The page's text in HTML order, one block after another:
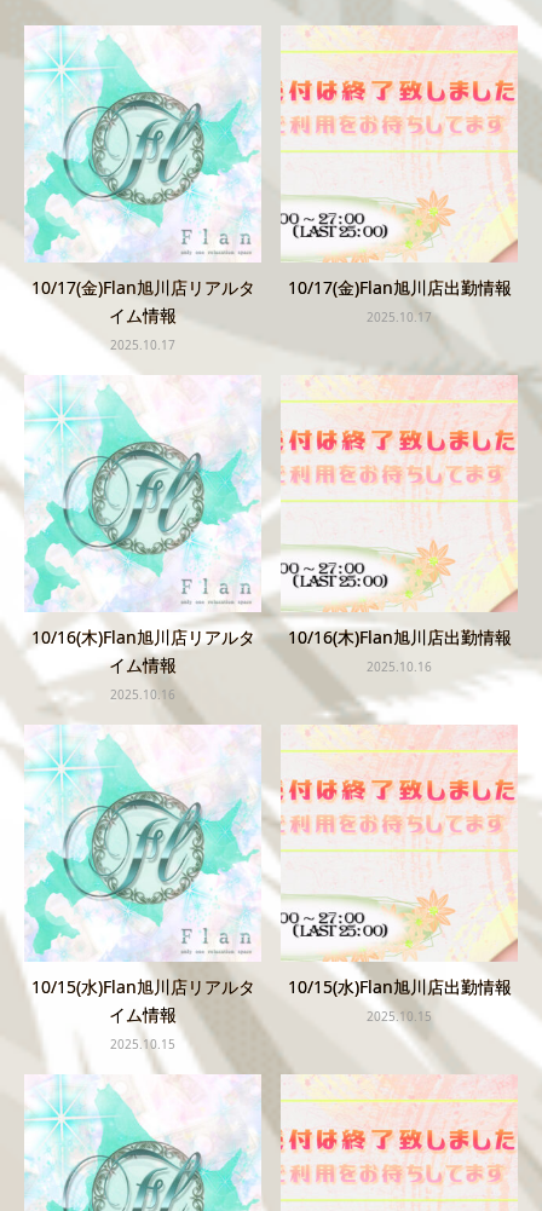
10/17(金)Flan旭川店リアルタ
イム情報
2025.10.17
10/17(金)Flan旭川店出勤情報
2025.10.17
10/16(木)Flan旭川店リアルタ
イム情報
2025.10.16
10/16(木)Flan旭川店出勤情報
2025.10.16
10/15(水)Flan旭川店リアルタ
イム情報
2025.10.15
10/15(水)Flan旭川店出勤情報
2025.10.15